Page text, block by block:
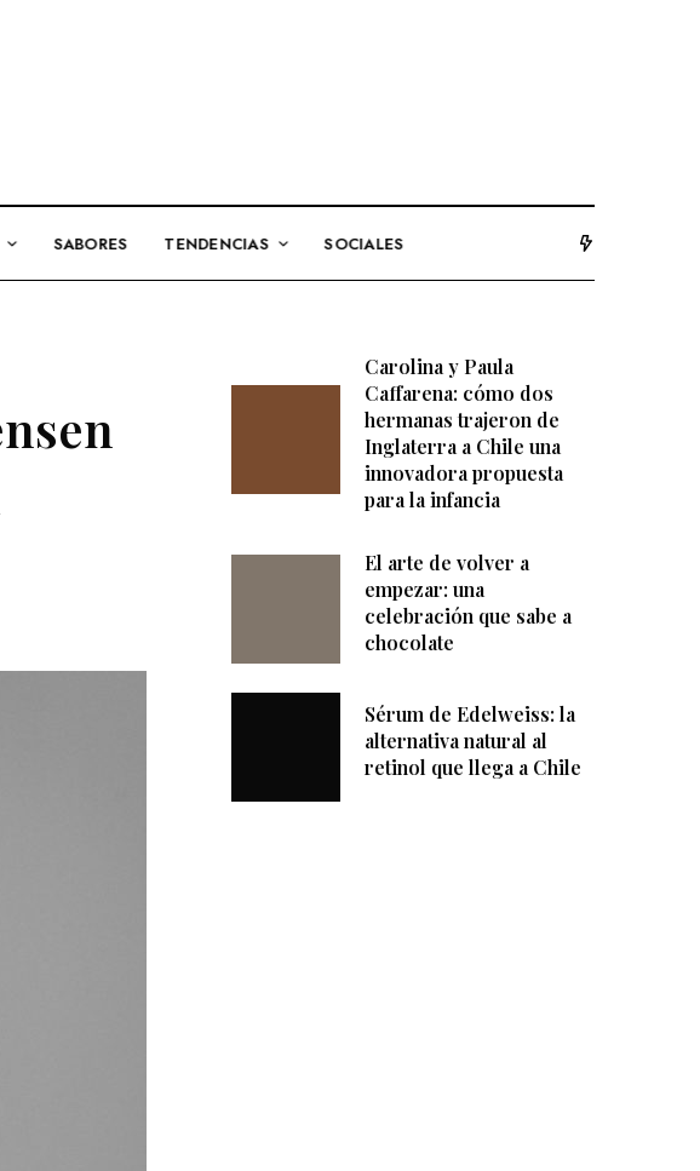
SABORES TENDENCIAS SOCIALES
Carolina y Paula
Caffarena: cómo dos
hermanas trajeron de
Inglaterra a Chile una
innovadora propuesta
para la infancia
El arte de volver a
empezar: una
celebración que sabe a
chocolate
Sérum de Edelweiss: la
alternativa natural al
retinol que llega a Chile